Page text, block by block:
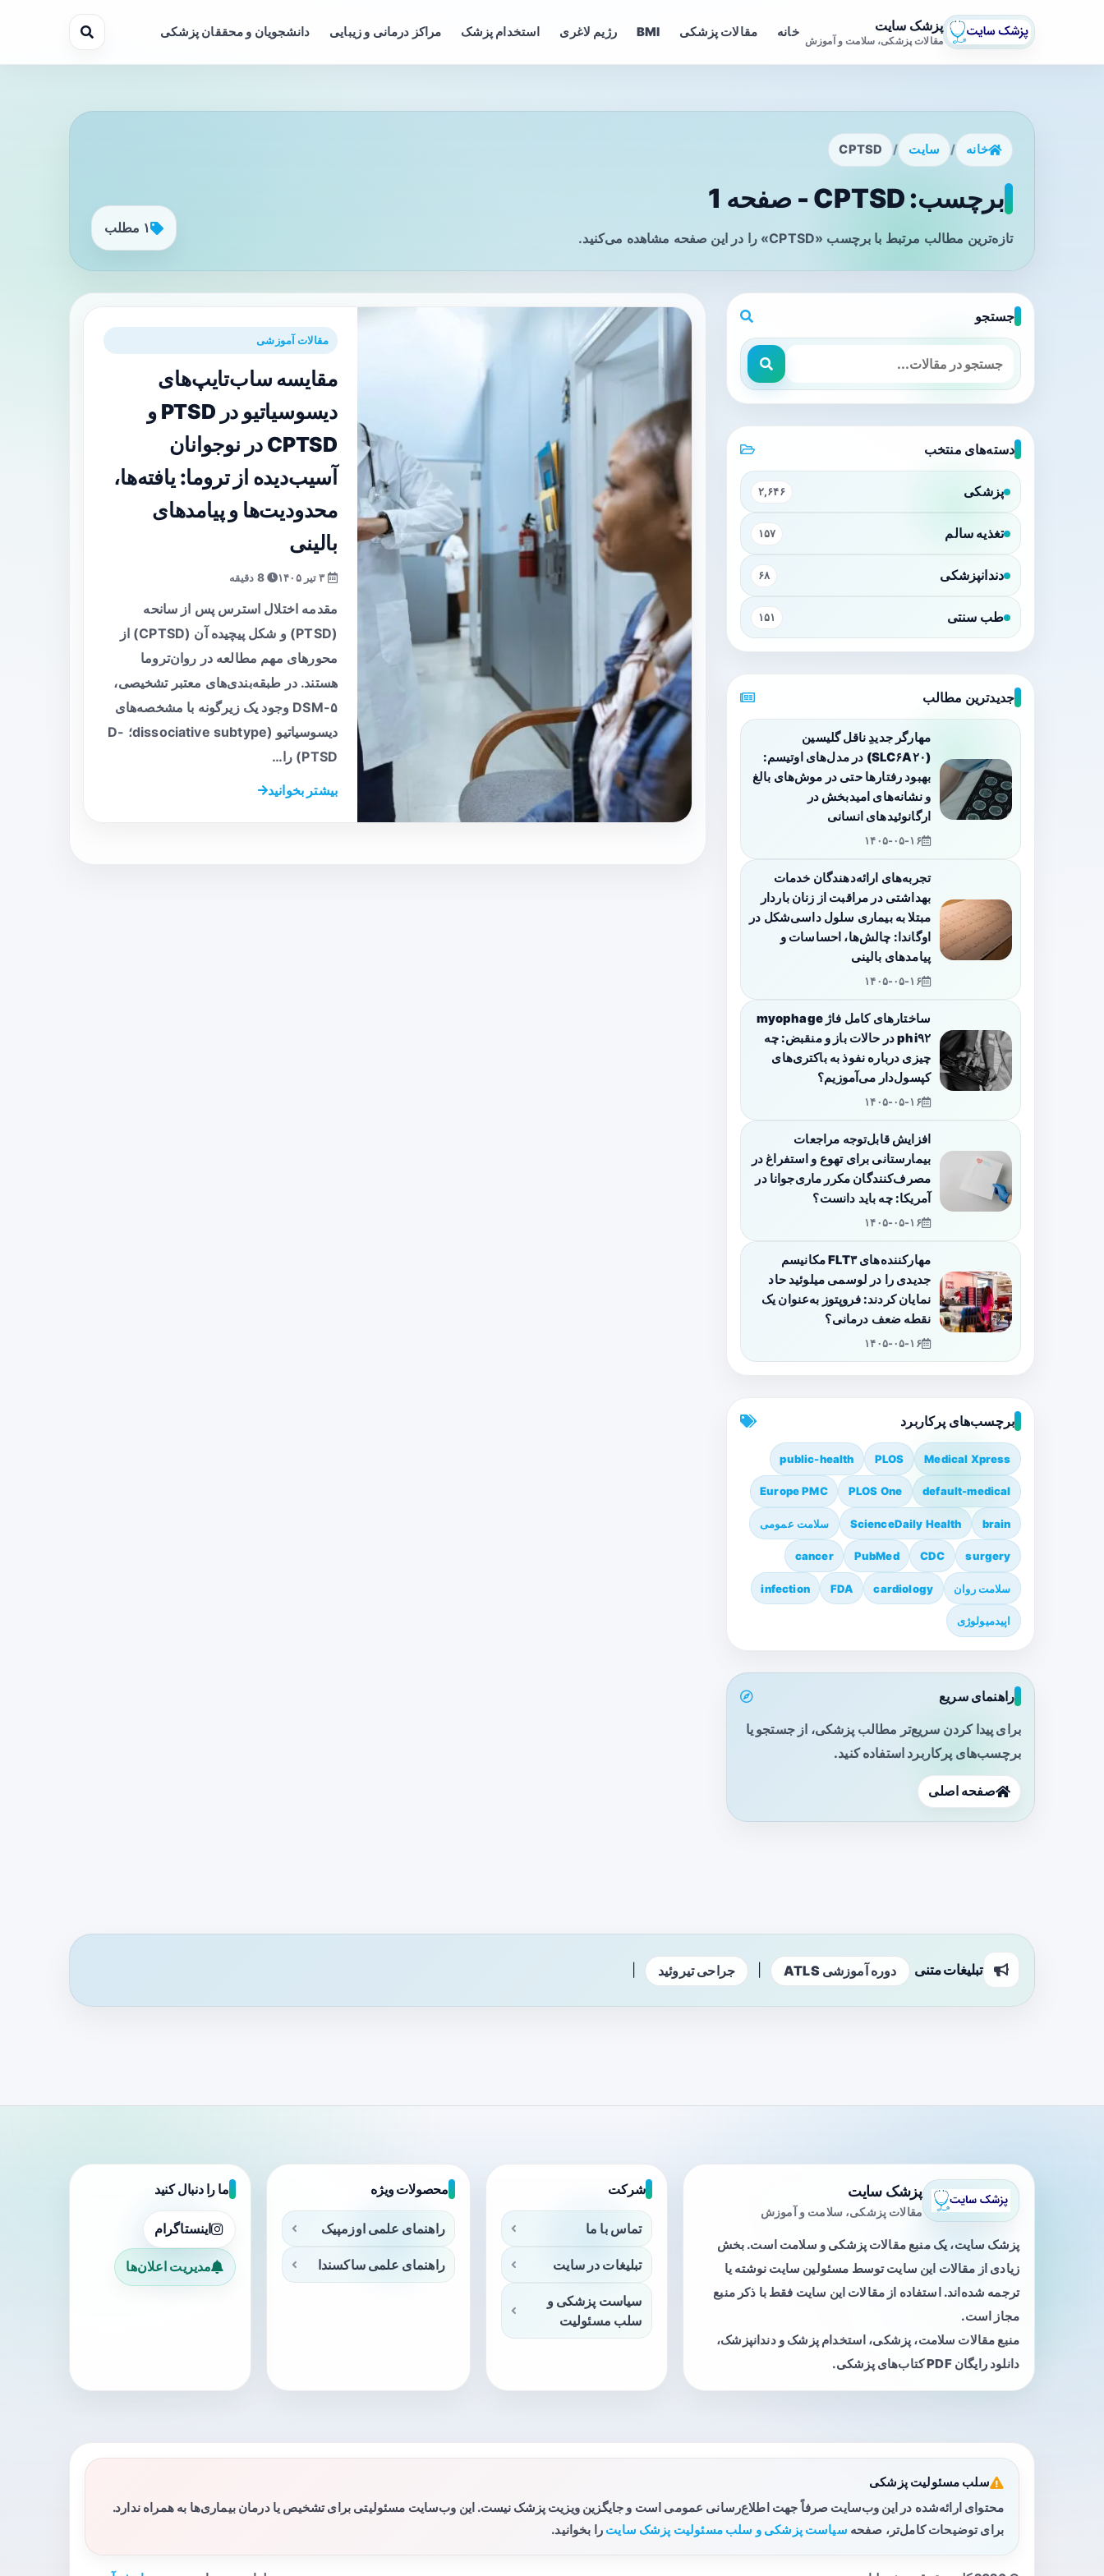
پزشک سایت
مقالات پزشکی، سلامت و آموزش
خانه مقالات پزشکی BMI رژیم لاغری استخدام پزشک مراکز درمانی و زیبایی دانشجویان و محققان پزشکی
خانه / سایت /
CPTSD
برچسب: CPTSD - صفحه 1
تازه‌ترین مطالب مرتبط با برچسب «CPTSD» را در این صفحه مشاهده می‌کنید.
۱ مطلب
مقالات آموزشی
مقایسه ساب‌تایپ‌های
دیسوسیاتیو در PTSD و
CPTSD در نوجوانان
آسیب‌دیده از تروما: یافته‌ها،
محدودیت‌ها و پیامدهای
بالینی
8 دقیقه
مقدمه اختلال استرس پس از سانحه
(PTSD) و شکل پیچیده آن (CPTSD) از
محورهای مهم مطالعه در روان‌تروما
هستند. در طبقه‌بندی‌های معتبر تشخیصی،
DSM-۵ وجود یک زیرگونه با مشخصه‌های
دیسوسیاتیو (dissociative subtype؛ D-
PTSD) را…
بیشتر بخوانید
جستجو
دسته‌های منتخب
پزشکی ۲,۶۴۶
تغذیه سالم ۱۵۷
دندانپزشکی ۶۸
طب سنتی ۱۵۱
جدیدترین مطالب
مهارگر جدیدِ ناقل گلیسین
(SLC۶A۲۰) در مدل‌های اوتیسم:
بهبود رفتارها حتی در موش‌های بالغ
و نشانه‌های امیدبخش در
ارگانوئیدهای انسانی
۱۴۰۵-۰۵-۱۶
تجربه‌های ارائه‌دهندگان خدمات
بهداشتی در مراقبت از زنان باردار
مبتلا به بیماری سلول داسی‌شکل در
اوگاندا: چالش‌ها، احساسات و
پیامدهای بالینی
۱۴۰۵-۰۵-۱۶
ساختارهای کامل فاژ myophage
phi۹۲ در حالات باز و منقبض: چه
چیزی درباره نفوذ به باکتری‌های
کپسول‌دار می‌آموزیم؟
۱۴۰۵-۰۵-۱۶
افزایش قابل‌توجه مراجعات
بیمارستانی برای تهوع و استفراغ در
مصرف‌کنندگان مکرر ماری‌جوانا در
آمریکا: چه باید دانست؟
۱۴۰۵-۰۵-۱۶
مهارکننده‌های FLT۳ مکانیسم
جدیدی را در لوسمی میلوئید حاد
نمایان کردند: فروپتوز به‌عنوان یک
نقطه ضعف درمانی؟
۱۴۰۵-۰۵-۱۶
برچسب‌های پرکاربرد
Medical Xpress
PLOS
public-health
default-medical
PLOS One
Europe PMC
brain
ScienceDaily Health سلامت عمومی
surgery
CDC
PubMed
cancer
سلامت روان cardiology
FDA
infection
اپیدمیولوژی
راهنمای سریع
برای پیدا کردن سریع‌تر مطالب پزشکی، از جستجو یا
برچسب‌های پرکاربرد استفاده کنید.
صفحه اصلی
تبلیغات متنی دوره آموزشی ATLS جراحی تیروئید
پزشک سایت
مقالات پزشکی، سلامت و آموزش
پزشک سایت، یک منبع مقالات پزشکی و سلامت است. بخش
زیادی از مقالات این سایت توسط مسئولین سایت نوشته یا
ترجمه شده‌اند. استفاده از مقالات این سایت فقط با ذکر منبع
مجاز است.
منبع مقالات سلامت، پزشکی، استخدام پزشک و دندانپزشک،
دانلود رایگان PDF کتاب‌های پزشکی.
شرکت
تماس با ما
تبلیغات در سایت
سیاست پزشکی و
سلب مسئولیت
محصولات ویژه
راهنمای علمی اوزمپیک
راهنمای علمی ساکسندا
ما را دنبال کنید
اینستاگرام
مدیریت اعلان‌ها
سلب مسئولیت پزشکی
محتوای ارائه‌شده در این وب‌سایت صرفاً جهت اطلاع‌رسانی عمومی است و جایگزین ویزیت پزشک نیست. این وب‌سایت مسئولیتی برای تشخیص یا درمان بیماری‌ها به همراه ندارد.
برای توضیحات کامل‌تر، صفحه سیاست پزشکی و سلب مسئولیت پزشک سایت را بخوانید.